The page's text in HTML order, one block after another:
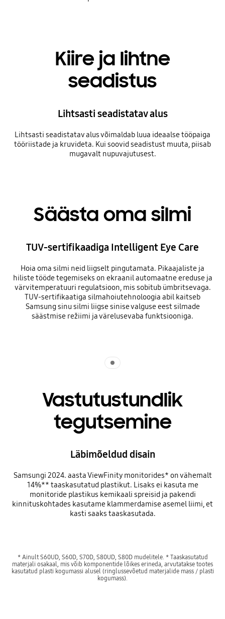
Kiire ja lihtne
seadistus
Lihtsasti seadistatav alus
Lihtsasti seadistatav alus võimaldab luua ideaalse tööpaiga
tööriistade ja kruvideta. Kui soovid seadistust muuta, piisab
mugavalt nupuvajutusest.
Säästa oma silmi
TUV-sertifikaadiga Intelligent Eye Care
Hoia oma silmi neid liigselt pingutamata. Pikaajaliste ja
hiliste tööde tegemiseks on ekraanil automaatne ereduse ja
värvitemperatuuri regulatsioon, mis sobitub ümbritsevaga.
TUV-sertifikaatiga silmahoiutehnoloogia abil kaitseb
Samsung sinu silmi liigse sinise valguse eest silmade
säästmise režiimi ja värelusevaba funktsiooniga.
Vastutustundlik
tegutsemine
Läbimõeldud disain
Samsungi 2024. aasta ViewFinity monitorides* on vähemalt
14%** taaskasutatud plastikut. Lisaks ei kasuta me
monitoride plastikus kemikaali spreisid ja pakendi
kinnituskohtades kasutame klammerdamise asemel liimi, et
kasti saaks taaskasutada.
* Ainult S60UD, S60D, S70D, S80UD, S80D mudelitele. * Taaskasutatud
materjali osakaal, mis võib komponentide lõikes erineda, arvutatakse tootes
kasutatud plasti kogumassi alusel (ringlussevõetud materjalide mass / plasti
kogumass).